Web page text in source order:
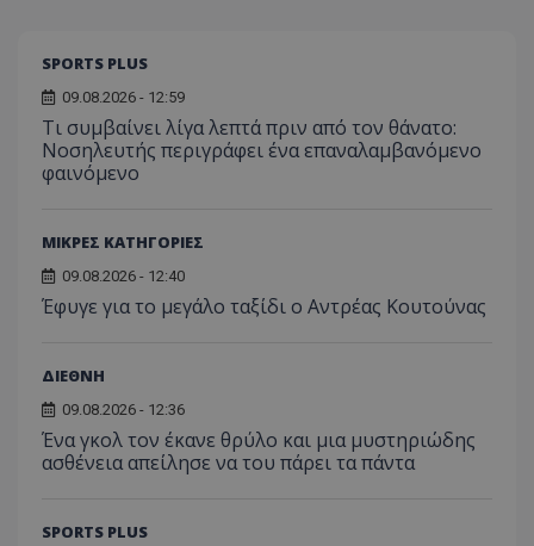
SPORTS PLUS
09.08.2026 - 12:59
Τι συμβαίνει λίγα λεπτά πριν από τον θάνατο:
Νοσηλευτής περιγράφει ένα επαναλαμβανόμενο
φαινόμενο
ΜΙΚΡΕΣ ΚΑΤΗΓΟΡΙΕΣ
09.08.2026 - 12:40
Έφυγε για το μεγάλο ταξίδι ο Αντρέας Κουτούνας
ΔΙΕΘΝΗ
09.08.2026 - 12:36
Ένα γκολ τον έκανε θρύλο και μια μυστηριώδης
ασθένεια απείλησε να του πάρει τα πάντα
SPORTS PLUS